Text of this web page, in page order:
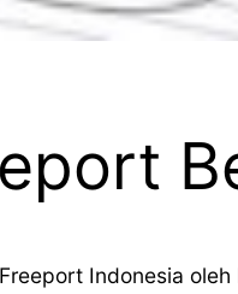
Indonesia